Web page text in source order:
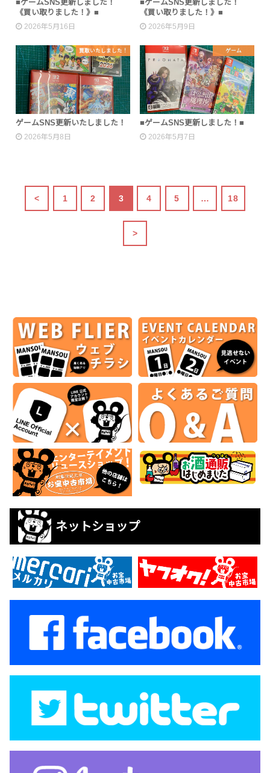
■ゲームSNS更新しました！
《買い取りました！》■
2026年5月16日
■ゲームSNS更新しました！
《買い取りました！》■
2026年5月9日
買取いたしました！
ゲームSNS更新いたしました！
2026年5月8日
ゲーム
■ゲームSNS更新しました！■
2026年5月7日
< 1 2 3 4 5 … 18
>
ネットショップ